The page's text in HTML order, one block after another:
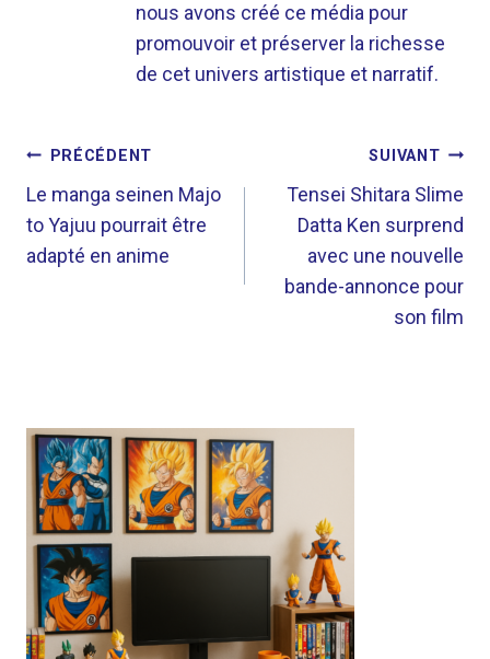
nous avons créé ce média pour
promouvoir et préserver la richesse
de cet univers artistique et narratif.
NAVIGATION
DE
L’ARTICLE
PRÉCÉDENT
Le manga seinen Majo
to Yajuu pourrait être
adapté en anime
SUIVANT
Tensei Shitara Slime
Datta Ken surprend
avec une nouvelle
bande-annonce pour
son film